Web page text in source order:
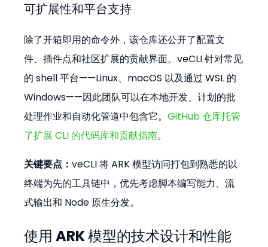
可扩展性和平台支持
除了开箱即用的命令外，该仓库还公开了配置文
件、插件点和社区扩展的贡献界面。veCLI 针对常见
的 shell 平台——Linux、macOS 以及通过 WSL 的
Windows——因此团队可以在本地开发、计划的批
处理作业和自动化管道中包含它。GitHub 仓库托管
了扩展 CLI 的代码库和贡献指南。
关键要点：veCLI 将 ARK 模型访问打包到熟悉的以
终端为先的工具链中，优先考虑脚本编写能力、流
式输出和 Node 原生分发。
使用 ARK 模型的技术设计和性能